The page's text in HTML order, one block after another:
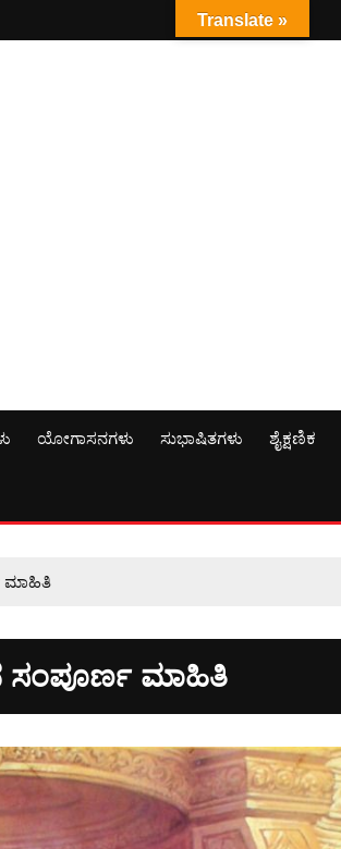
ಯೋಗಾಸನಗಳು ಸುಭಾಷಿತಗಳು ಶೈಕ್ಷಣಿಕ
ಮಾಹಿತಿ
ಸಂಪೂರ್ಣ ಮಾಹಿತಿ
Translate »